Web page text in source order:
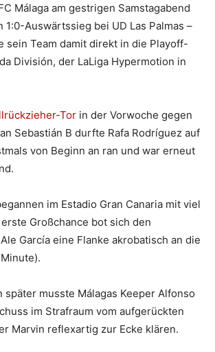
Málaga am gestrigen Samstagabend
Auswärtssieg bei UD Las Palmas –
sein Team damit direkt in die Playoff-
División, der LaLiga Hypermotion in
Tor in der Vorwoche gegen
Sebastián B durfte Rafa Rodríguez auf
von Beginn an ran und war erneut
im Estadio Gran Canaria mit viel
Großchance bot sich den
García eine Flanke akrobatisch an die
später musste Málagas Keeper Alfonso
im Strafraum vom aufgerückten
Marvin reflexartig zur Ecke klären.